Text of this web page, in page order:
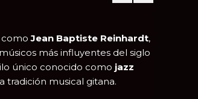
comoJean Baptiste Reinhardt,
más influyentes del siglo
único conocido como jazz
tradición musical gitana.